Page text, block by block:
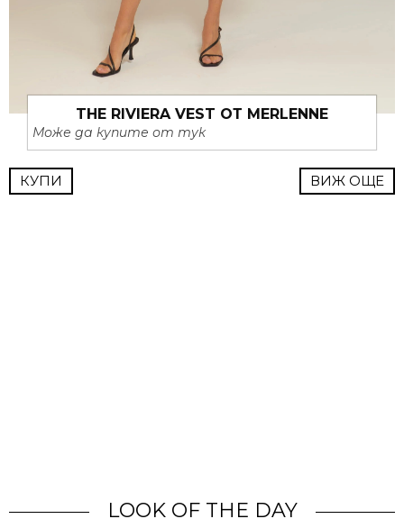
THE RIVIERA VEST ОТ MERLENNE
Може да купите от тук
КУПИ ВИЖ ОЩЕ
LOOK OF THE DAY